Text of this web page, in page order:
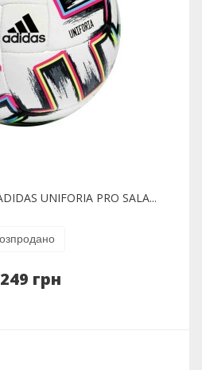
UNIFORIA PRO SALA...
грн